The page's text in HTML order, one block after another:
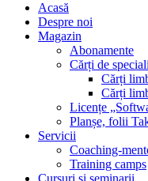
Acasă
Despre noi
Magazin
Abonamente
Cărți de
Cărți
Cărți
Licențe
Planșe, folii
Servicii
Coaching-
Training camps
Cursuri și seminarii